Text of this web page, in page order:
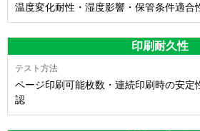
温度変化耐性・湿度影響・保管条件適合
印刷耐久性
ページ印刷可能枚数・連続印刷時の安定
認